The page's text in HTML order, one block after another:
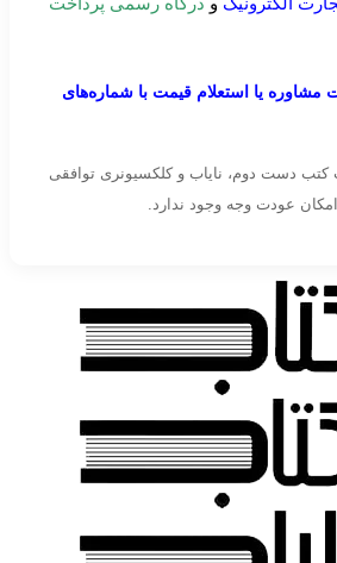
مشاوره یا استعلام قیمت با شماره‌های
کتب دست دوم، نایاب و کلکسیونری توافقی
عودت وجه وجود ندارد.